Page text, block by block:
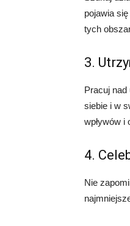
pojawia
tych
3.
Pracuj
siebie i w
wpływów
4.
Nie